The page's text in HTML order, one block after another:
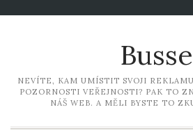
Busse
NEVÍTE, KAM UMÍSTIT SVOJI
POZORNOSTI VEŘEJNOSTI? PAK TO
NÁŠ WEB. A MĚLI BYSTE TO